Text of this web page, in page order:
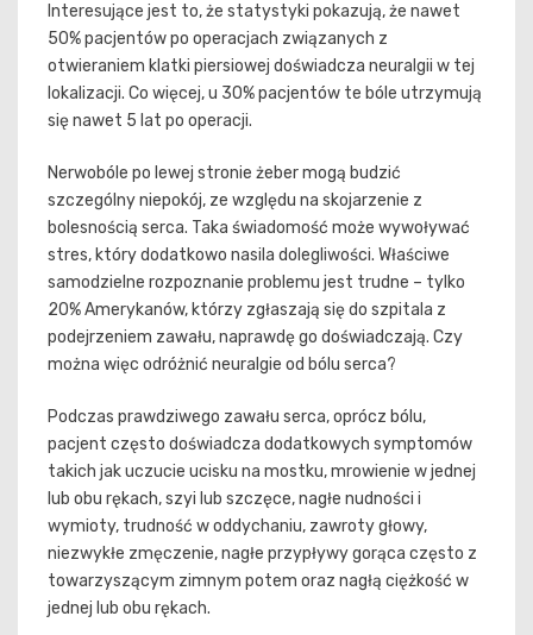
Interesujące jest to, że statystyki pokazują, że nawet
50% pacjentów po operacjach związanych z
otwieraniem klatki piersiowej doświadcza neuralgii w tej
lokalizacji. Co więcej, u 30% pacjentów te bóle utrzymują
się nawet 5 lat po operacji.
Nerwobóle po lewej stronie żeber mogą budzić
szczególny niepokój, ze względu na skojarzenie z
bolesnością serca. Taka świadomość może wywoływać
stres, który dodatkowo nasila dolegliwości. Właściwe
samodzielne rozpoznanie problemu jest trudne – tylko
20% Amerykanów, którzy zgłaszają się do szpitala z
podejrzeniem zawału, naprawdę go doświadczają. Czy
można więc odróżnić neuralgie od bólu serca?
Podczas prawdziwego zawału serca, oprócz bólu,
pacjent często doświadcza dodatkowych symptomów
takich jak uczucie ucisku na mostku, mrowienie w jednej
lub obu rękach, szyi lub szczęce, nagłe nudności i
wymioty, trudność w oddychaniu, zawroty głowy,
niezwykłe zmęczenie, nagłe przypływy gorąca często z
towarzyszącym zimnym potem oraz nagłą ciężkość w
jednej lub obu rękach.